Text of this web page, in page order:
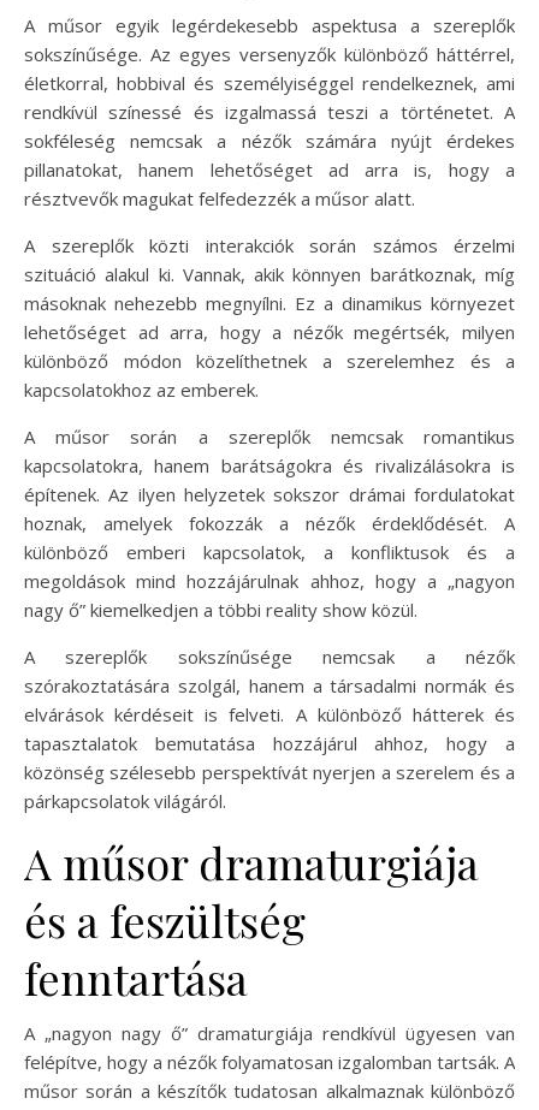
A műsor egyik legérdekesebb aspektusa a szereplők
sokszínűsége. Az egyes versenyzők különböző háttérrel,
életkorral, hobbival és személyiséggel rendelkeznek, ami
rendkívül színessé és izgalmassá teszi a történetet. A
sokféleség nemcsak a nézők számára nyújt érdekes
pillanatokat, hanem lehetőséget ad arra is, hogy a
résztvevők magukat felfedezzék a műsor alatt.
A szereplők közti interakciók során számos érzelmi
szituáció alakul ki. Vannak, akik könnyen barátkoznak, míg
másoknak nehezebb megnyílni. Ez a dinamikus környezet
lehetőséget ad arra, hogy a nézők megértsék, milyen
különböző módon közelíthetnek a szerelemhez és a
kapcsolatokhoz az emberek.
A műsor során a szereplők nemcsak romantikus
kapcsolatokra, hanem barátságokra és rivalizálásokra is
építenek. Az ilyen helyzetek sokszor drámai fordulatokat
hoznak, amelyek fokozzák a nézők érdeklődését. A
különböző emberi kapcsolatok, a konfliktusok és a
megoldások mind hozzájárulnak ahhoz, hogy a „nagyon
nagy ő” kiemelkedjen a többi reality show közül.
A szereplők sokszínűsége nemcsak a nézők
szórakoztatására szolgál, hanem a társadalmi normák és
elvárások kérdéseit is felveti. A különböző hátterek és
tapasztalatok bemutatása hozzájárul ahhoz, hogy a
közönség szélesebb perspektívát nyerjen a szerelem és a
párkapcsolatok világáról.
A műsor dramaturgiája
és a feszültség
fenntartása
A „nagyon nagy ő” dramaturgiája rendkívül ügyesen van
felépítve, hogy a nézők folyamatosan izgalomban tartsák. A
műsor során a készítők tudatosan alkalmaznak különböző